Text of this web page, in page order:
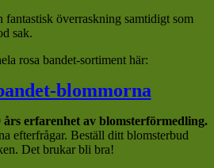
fantastisk överraskning samtidigt som
sak.
rosa bandet-sortiment här:
blommorna
erfarenhet av blomsterförmedling.
efterfrågar. Beställ ditt blomsterbud
Det brukar bli bra!